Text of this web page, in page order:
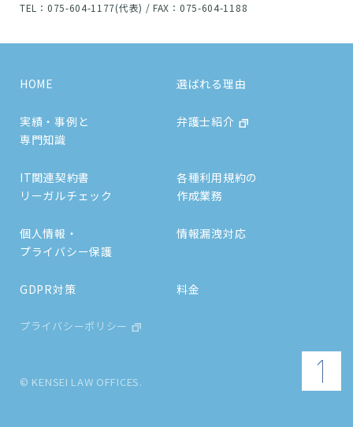
TEL：075-604-1177(代表) / FAX：075-604-1188
HOME 選ばれる理由
実績・事例と
専門知識
弁護士紹介
IT関連契約書
リーガルチェック
各種利用規約の
作成業務
個人情報・
プライバシー保護
情報漏洩対応
GDPR対策 料金
プライバシーポリシー
© KENSEI LAW OFFICES.